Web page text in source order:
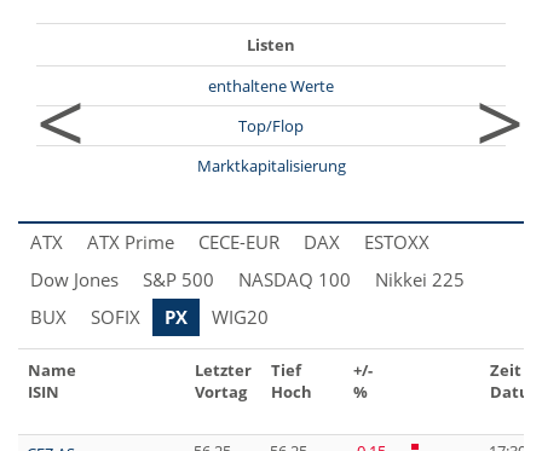
<
Listen
enthaltene Werte
Top/Flop
Marktkapitalisierung
>
ATX ATX Prime CECE-EUR DAX
ESTOXX
Dow Jones
S&P 500 NASDAQ 100
Nikkei 225
BUX
SOFIX PX WIG20
Name
ISIN
Letzter
Vortag
Tief
Hoch
+/-
%
Zeit